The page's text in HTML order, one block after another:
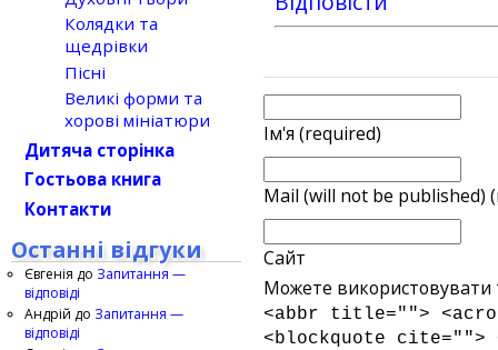
Ім'я (required)
Mail (will not be published)
Сайт
Можете використовувати
<abbr title="">
<blockquote cite="">
Колядки та
щедрівки
Пісні
Великі форми та
хорові мініатюри
Дитяча сторінка
Гостьова книга
Контакти
Останні відгуки
Євгенія до Запитання —
відповіді
Андрій до Запитання —
відповіді